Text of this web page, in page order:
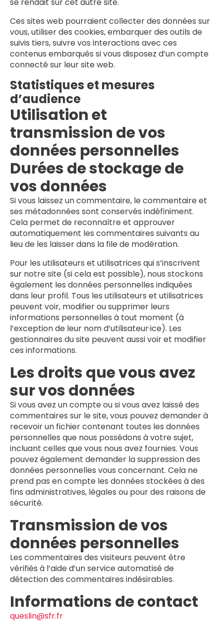
Ces sites web pourraient collecter des données sur
vous, utiliser des cookies, embarquer des outils de
suivis tiers, suivre vos interactions avec ces
contenus embarqués si vous disposez d’un compte
connecté sur leur site web.
Statistiques et mesures
d’audience
Utilisation et
transmission de vos
données personnelles
Durées de stockage de
vos données
Si vous laissez un commentaire, le commentaire et
ses métadonnées sont conservés indéfiniment.
Cela permet de reconnaître et approuver
automatiquement les commentaires suivants au
lieu de les laisser dans la file de modération.
Pour les utilisateurs et utilisatrices qui s’inscrivent
sur notre site (si cela est possible), nous stockons
également les données personnelles indiquées
dans leur profil. Tous les utilisateurs et utilisatrices
peuvent voir, modifier ou supprimer leurs
informations personnelles à tout moment (à
l’exception de leur nom d’utilisateur·ice). Les
gestionnaires du site peuvent aussi voir et modifier
ces informations.
Les droits que vous avez
sur vos données
Si vous avez un compte ou si vous avez laissé des
commentaires sur le site, vous pouvez demander à
recevoir un fichier contenant toutes les données
personnelles que nous possédons à votre sujet,
incluant celles que vous nous avez fournies. Vous
pouvez également demander la suppression des
données personnelles vous concernant. Cela ne
prend pas en compte les données stockées à des
fins administratives, légales ou pour des raisons de
sécurité.
Transmission de vos
données personnelles
Les commentaires des visiteurs peuvent être
vérifiés à l’aide d’un service automatisé de
détection des commentaires indésirables.
Informations de contact
queslin@sfr.fr